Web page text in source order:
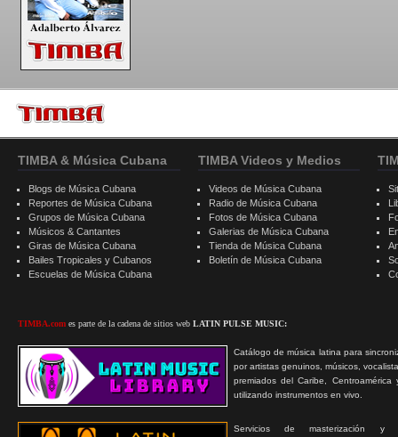
TIMBA & Música Cubana
Blogs de Música Cubana
Reportes de Música Cubana
Grupos de Música Cubana
Músicos & Cantantes
Giras de Música Cubana
Bailes Tropicales y Cubanos
Escuelas de Música Cubana
TIMBA.com es parte de la cadena de sitios web LATIN PULSE MUSIC:
Catálogo de música latina para
por artistas genuinos, músicos,
premiados del Caribe, Centroamérica
utilizando instrumentos en vivo.
Servicios de masterización y
TIMBA Videos y Medios
Videos de Música Cubana
Radio de Música Cubana
Fotos de Música Cubana
Galerias de Música Cubana
Tienda de Música Cubana
Boletín de Música Cubana